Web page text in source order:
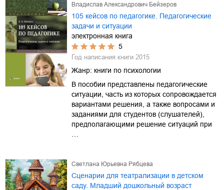
Владислав Александрович Бейзеров
105 кейсов по педагогике. Педагогические
задачи и ситуации
электронная книга
5
Год написания книги 2015
Жанр: книги по психологии
В пособии представлены педагогические
ситуации, часть из которых сопровождается
вариантами решения, а также вопросами и
заданиями для студентов (слушателей),
предполагающими решение ситуаций при
Светлана Юрьевна Рябцева
Сценарии для театрализации в детском
саду. Младший дошкольный возраст